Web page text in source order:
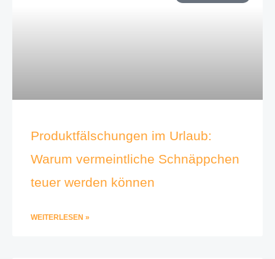
Produktfälschungen im Urlaub:
Warum vermeintliche Schnäppchen
teuer werden können
WEITERLESEN »